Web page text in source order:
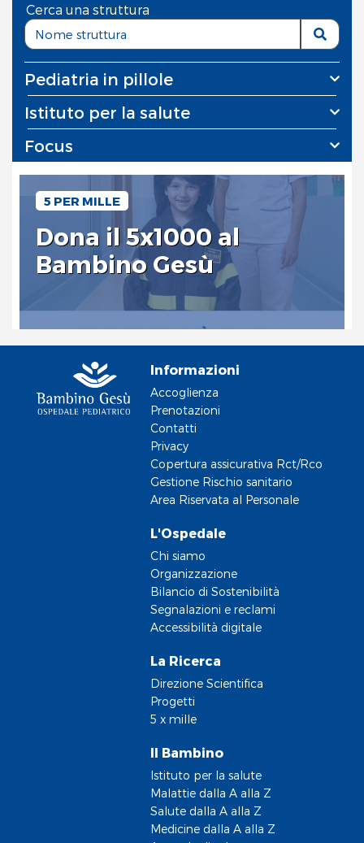
Cerca una struttura
Pediatria in pillole
Istituto per la salute
Focus
5 PER MILLE
Dona il 5x1000 al
Bambino Gesù
Informazioni
Accoglienza
Prenotazioni
Contatti
Privacy
Copertura assicurativa Rct/Rco
Gestione Rischio sanitario
Area Riservata al Personale
L'Ospedale
Chi siamo
Organizzazione
Bilancio di Sostenibilità
Segnalazioni e reclami
Accessibilità digitale
La Ricerca
Direzione Scientifica
Progetti
5 x mille
Il Bambino
Istituto per la salute
Malattie dalla A alla Z
Salute dalla A alla Z
Medicine dalla A alla Z